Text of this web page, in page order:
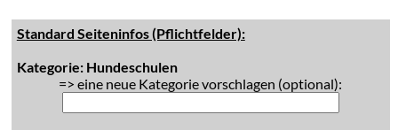
Standard Seiteninfos (Pflichtfelder):
Kategorie: Hundeschulen
=> eine neue Kategorie vorschlagen (optional):